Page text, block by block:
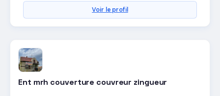
Voir le profil
Ent mrh couverture couvreur zingueur